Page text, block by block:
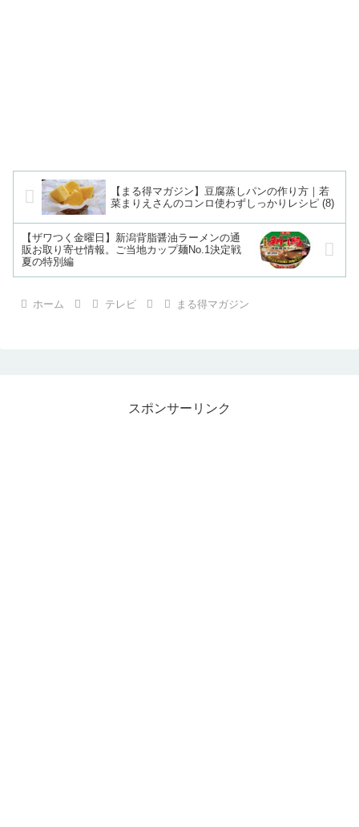
【まる得マガジン】豆腐蒸しパンの作り方｜若
菜まりえさんのコンロ使わずしっかりレシピ (8)
【ザワつく金曜日】新潟背脂醤油ラーメンの通
販お取り寄せ情報。ご当地カップ麺No.1決定戦
夏の特別編
ホーム テレビ まる得マガジン
スポンサーリンク